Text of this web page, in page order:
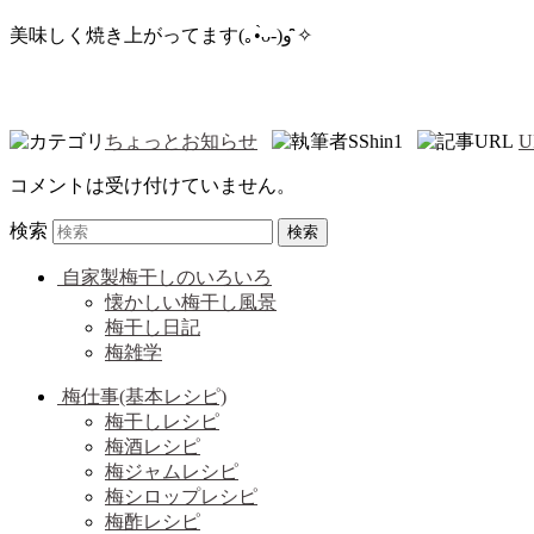
美味しく焼き上がってます(｡•̀ᴗ-)و ̑̑✧
ちょっとお知らせ SShin1
コメントは受け付けていません。
検索
自家製梅干しのいろいろ
懐かしい梅干し風景
梅干し日記
梅雑学
梅仕事(基本レシピ)
梅干しレシピ
梅酒レシピ
梅ジャムレシピ
梅シロップレシピ
梅酢レシピ